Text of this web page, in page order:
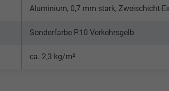
Aluminium, 0,7 mm stark, Zweischicht-
Sonderfarbe P.10 Verkehrsgelb
ca. 2,3 kg/m²